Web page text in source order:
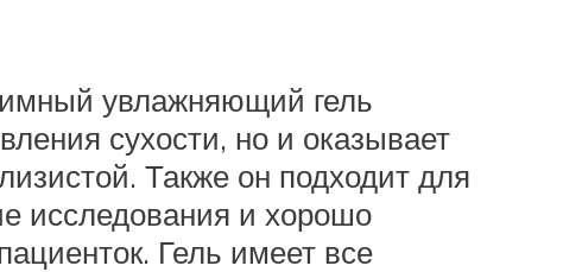
увлажняющий гель
сухости, но и оказывает
Также он подходит для
исследования и хорошо
Гель имеет все